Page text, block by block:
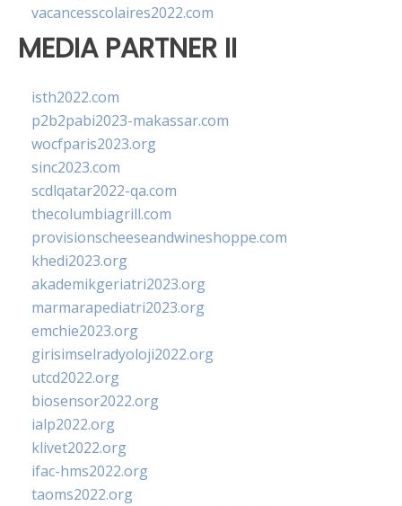
vacancesscolaires2022.com
MEDIA PARTNER II
isth2022.com
p2b2pabi2023-makassar.com
wocfparis2023.org
sinc2023.com
scdlqatar2022-qa.com
thecolumbiagrill.com
provisionscheeseandwineshoppe.com
khedi2023.org
akademikgeriatri2023.org
marmarapediatri2023.org
emchie2023.org
girisimselradyoloji2022.org
utcd2022.org
biosensor2022.org
ialp2022.org
klivet2022.org
ifac-hms2022.org
taoms2022.org